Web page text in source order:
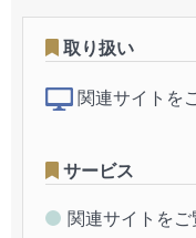
取り扱い
関連サイトを
サービス
関連サイトを